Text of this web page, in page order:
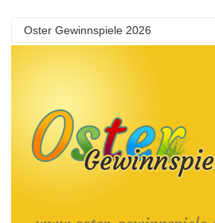
Oster Gewinnspiele 2026